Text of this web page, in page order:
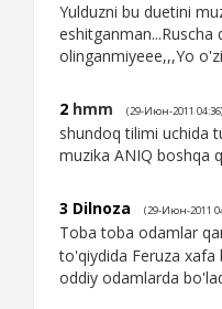
Yulduzni bu duetini
eshitganman...Ruscha
olinganmiyeee,,,Yo
2 hmm (29-Июн-2011 04:36)
shundoq tilimi uchida
muzika ANIQ boshqa
3 Dilnoza (29-Июн-2011
Toba toba odamlar
to'qiydida Feruza
oddiy odamlarda